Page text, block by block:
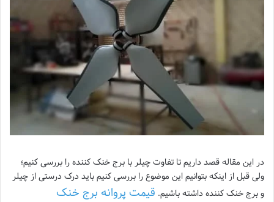
در این مقاله قصد داریم تا تفاوت چیلر با برج خنک کننده را بررسی کنیم؛
ولی قبل از اینکه بتوانیم این موضوع را بررسی کنیم باید درک درستی از چیلر
و برج خنک کننده داشته باشیم. قیمت پروانه برج خنک